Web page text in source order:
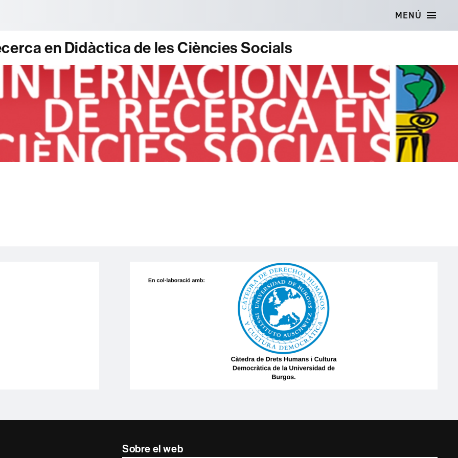
MENÚ
en Didàctica de les Ciències Socials
Sobre el web